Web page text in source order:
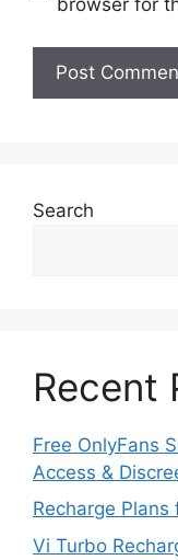
browser for
Search
Recent
Free OnlyFans
Access &
Recharge Plans
Vi Turbo